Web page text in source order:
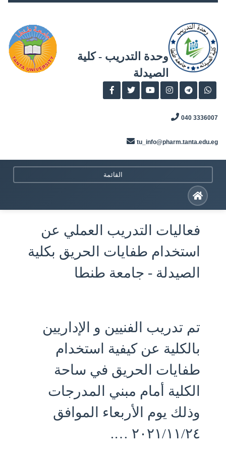
content
وحدة التدريب - كلية
الصيدلة
3336007 040
tu_info@pharm.tanta.edu.eg
القائمة
فعاليات التدريب العملي عن
استخدام طفايات الحريق بكلية
الصيدلة - جامعة طنطا
تم تدريب الفنيين و الإداريين
بالكلية عن كيفية استخدام
طفايات الحريق في ساحة
الكلية أمام مبني المدرجات
وذلك يوم الأربعاء الموافق
٢٠٢١/١١/٢٤ ….